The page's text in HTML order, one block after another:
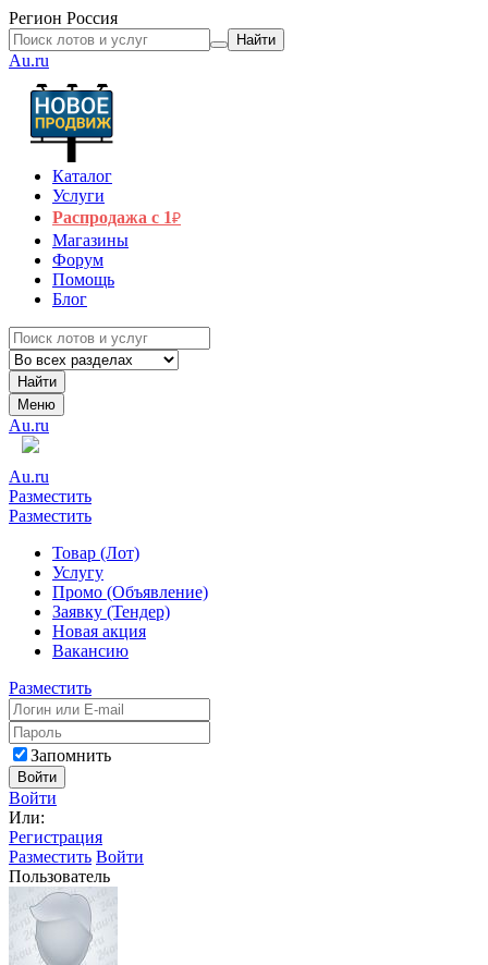
Регион Россия
Найти
Au.ru
Каталог
Услуги
Распродажа с 1₽
Магазины
Форум
Помощь
Блог
Найти
Меню
Au.ru
Au.ru
Разместить
Разместить
Товар (Лот)
Услугу
Промо (Объявление)
Заявку (Тендер)
Новая акция
Вакансию
Разместить
Запомнить
Войти
Войти
Или:
Регистрация
Разместить Войти
Пользователь